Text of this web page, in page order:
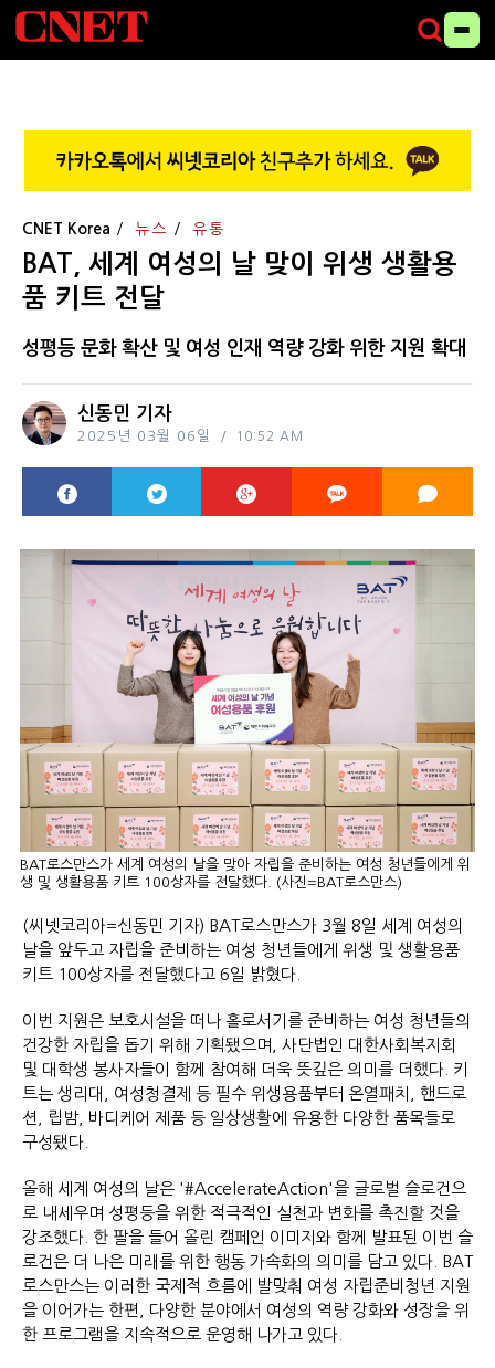
CNET Korea 뉴스 유통
BAT, 세계 여성의 날 맞이 위생 생활용
품 키트 전달
성평등 문화 확산 및 여성 인재 역량 강화 위한 지원 확대
신동민 기자
2025년 03월 06일 10:52 AM
BAT로스만스가 세계 여성의 날을 맞아 자립을 준비하는 여성 청년들에게 위
생 및 생활용품 키트 100상자를 전달했다. (사진=BAT로스만스)
(씨넷코리아=신동민 기자) BAT로스만스가 3월 8일 세계 여성의
날을 앞두고 자립을 준비하는 여성 청년들에게 위생 및 생활용품
키트 100상자를 전달했다고 6일 밝혔다.
이번 지원은 보호시설을 떠나 홀로서기를 준비하는 여성 청년들의
건강한 자립을 돕기 위해 기획됐으며, 사단법인 대한사회복지회
및 대학생 봉사자들이 함께 참여해 더욱 뜻깊은 의미를 더했다. 키
트는 생리대, 여성청결제 등 필수 위생용품부터 온열패치, 핸드로
션, 립밤, 바디케어 제품 등 일상생활에 유용한 다양한 품목들로
구성됐다.
올해 세계 여성의 날은 '#AccelerateAction'을 글로벌 슬로건으
로 내세우며 성평등을 위한 적극적인 실천과 변화를 촉진할 것을
강조했다. 한 팔을 들어 올린 캠페인 이미지와 함께 발표된 이번 슬
로건은 더 나은 미래를 위한 행동 가속화의 의미를 담고 있다. BAT
로스만스는 이러한 국제적 흐름에 발맞춰 여성 자립준비청년 지원
을 이어가는 한편, 다양한 분야에서 여성의 역량 강화와 성장을 위
한 프로그램을 지속적으로 운영해 나가고 있다.